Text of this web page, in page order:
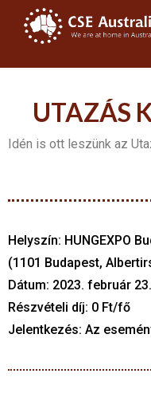
UTAZÁS
Idén is ott leszünk az
Helyszín: HUNGEXPO
(1101 Budapest,
Dátum: 2023. február
Részvételi díj: 0 Ft/fő
Jelentkezés: Az